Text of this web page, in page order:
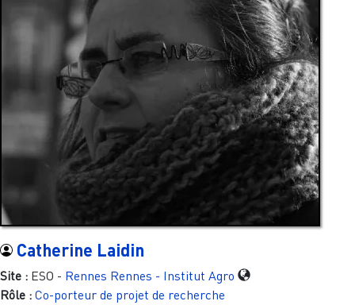
Catherine Laidin
Site : ESO - Rennes Rennes - Institut Agro
Rôle : Co-porteur de projet de recherche